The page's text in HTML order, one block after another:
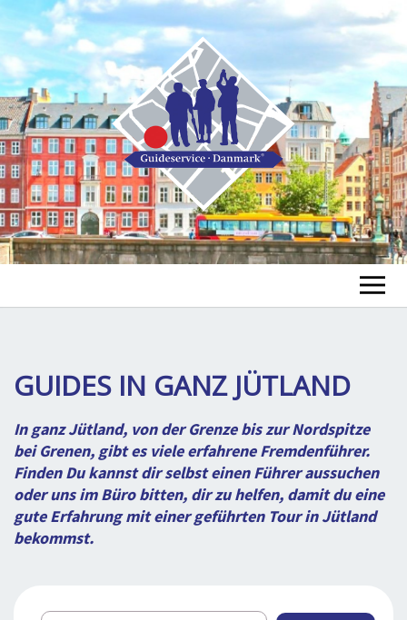
BUCHUNG
VORTRAG
ÜBER UNS
GUIDES IN GANZ JÜTLAND
In ganz Jütland, von der Grenze bis zur Nordspitze
bei Grenen, gibt es viele erfahrene Fremdenführer.
Finden Du kannst dir selbst einen Führer aussuchen
oder uns im Büro bitten, dir zu helfen, damit du eine
gute Erfahrung mit einer geführten Tour in Jütland
bekommst.